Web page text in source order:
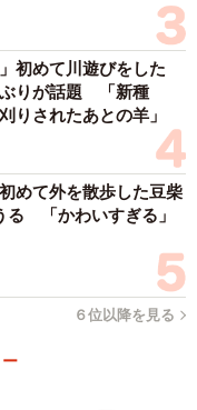
リメントを飲んで〇
いうような「生か
ク君はもう長くはな
国に行く覚悟が出
取る覚悟ができてい
怖くてなんとか先延
はないのか？自分
って考えてみまし
えました。答えは、
は苦しまずに逝って
ック君をどうやって
初めて川遊びをした
りが話題 「新種
りされたあとの羊」
めて外を散歩した豆柴
る 「かわいすぎる」
６位以降を見る